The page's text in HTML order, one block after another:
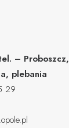
– Proboszcz,
plebania
29